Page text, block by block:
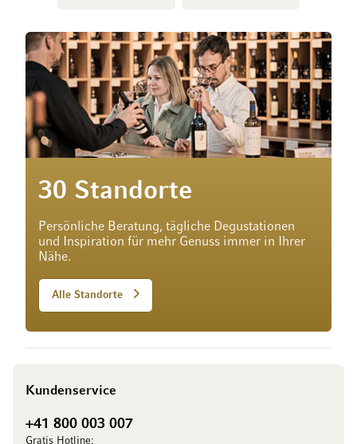
30 Standorte
Persönliche Beratung, tägliche Degustationen
und Inspiration für mehr Genuss immer in Ihrer
Nähe.
Alle Standorte
Kundenservice
+41 800 003 007
Gratis Hotline: